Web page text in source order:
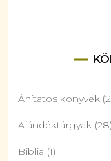
Áhítatos könyvek
Ajándéktárgyak (28)
Biblia (1)